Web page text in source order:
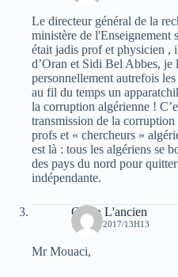
Le directeur général de la
ministère de l'Enseignement
était jadis prof et physicien ,
d’Oran et Sidi Bel Abbes, je
personnellement autrefois
au fil du temps un
la corruption algérienne !
transmission de la
profs et « chercheurs »
est là : tous les algériens se
des pays du nord pour
indépendante.
Caton L'ancien
12 MAI 2017/13H13
Mr Mouaci,